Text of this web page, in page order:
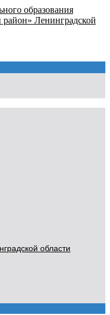
образования
Ленинградской
области